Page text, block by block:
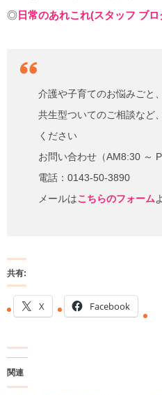
◎ 日常のあれこれ(スタッフ ブ
介護や子育てのお悩みごと、
共生型ついてのご相談など
ください
お問い合わせ（AM8:30 ～
電話：0143-50-3890
メールはこちらのフォーム
共有:
X Facebook
関連